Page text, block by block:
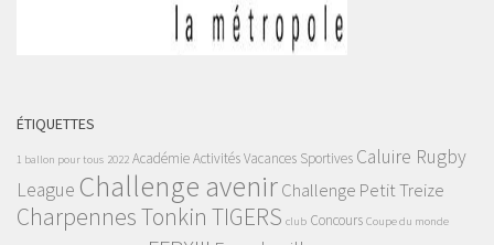
ÉTIQUETTES
1 ballon pour tous 2022 AcadémieActivités Vacances Sportives Caluire Rugby
League Challenge avenirChallenge Petit Treize
Charpennes Tonkin TIGERS club Concours Coupe du monde